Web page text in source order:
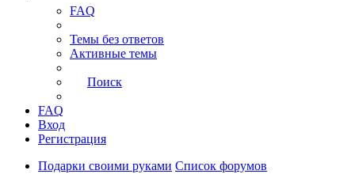
FAQ
Темы без ответов
Активные темы
Поиск
FAQ
Вход
Регистрация
Подарки своими руками Список форумов